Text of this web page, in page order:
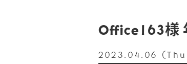
Office163様
2023.04.06